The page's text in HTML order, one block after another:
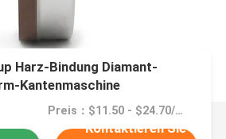
Harz-Bindung Diamant-
Kantenmaschine
Preis：$11.50 - $24.70/pieces
Kontaktieren Sie